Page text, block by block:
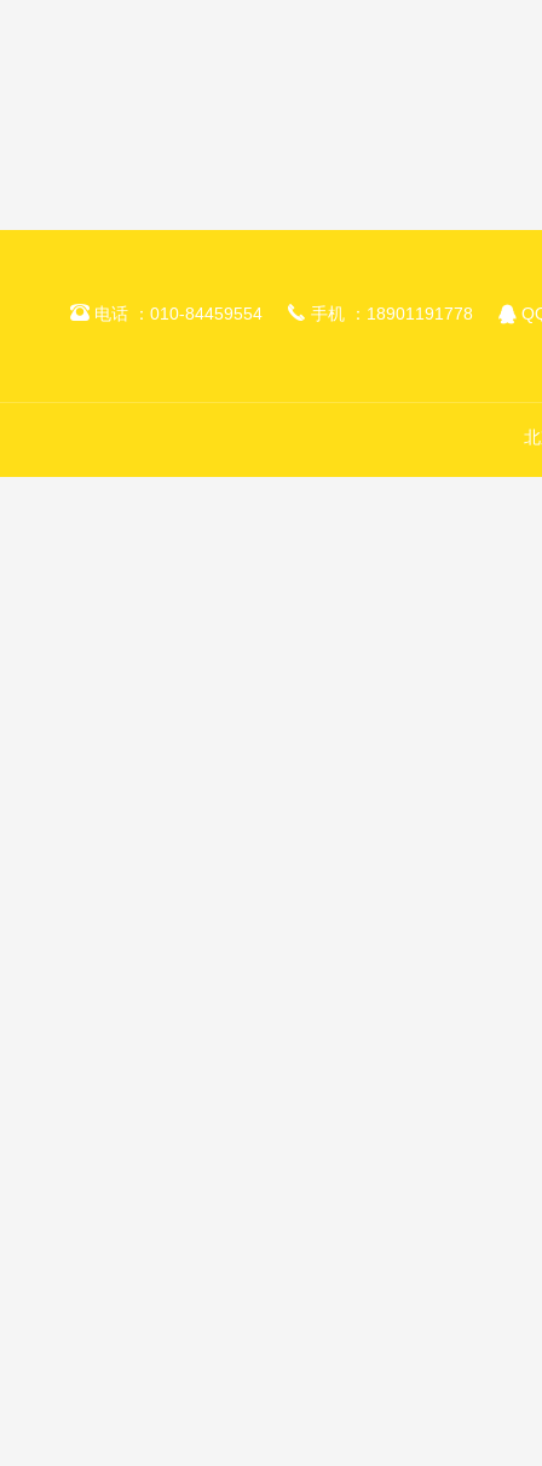
电话 ：010-84459554  手机 ：18901191778 